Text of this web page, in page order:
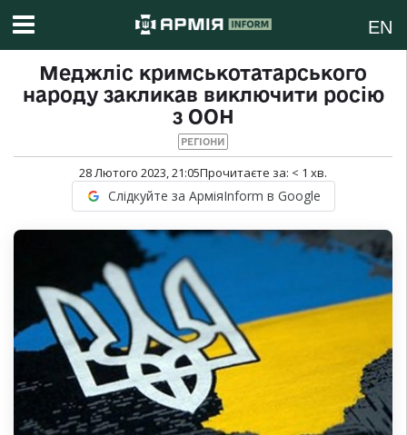
EN
Меджліс кримськотатарського
народу закликав виключити росію
з ООН
РЕГІОНИ
28 Лютого 2023, 21:05Прочитаєте за: < 1 хв.
Слідкуйте за АрміяInform в Google